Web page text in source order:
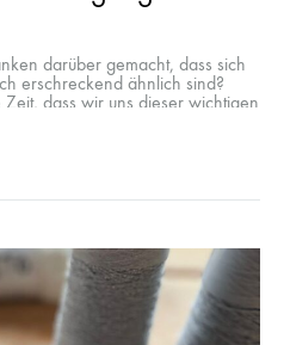
darüber gemacht, dass sich
erschreckend ähnlich sind?
dass wir uns dieser wichtigen